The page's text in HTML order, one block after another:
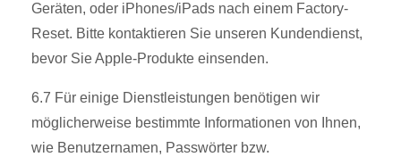
Geräten, oder iPhones/iPads nach einem Factory-
Reset. Bitte kontaktieren Sie unseren Kundendienst,
bevor Sie Apple-Produkte einsenden.
6.7 Für einige Dienstleistungen benötigen wir
möglicherweise bestimmte Informationen von Ihnen,
wie Benutzernamen, Passwörter bzw.